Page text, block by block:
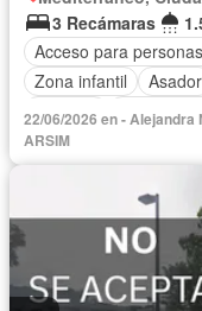
3 Recámaras
Acceso para
Zona infantil
Asador
Cisterna
Cocina
Estacionamiento
Televisión por cable
22/06/2026 en -
ARSIM